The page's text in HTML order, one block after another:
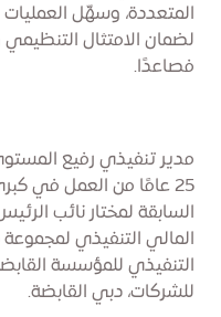
المتعددة، وسهّل
فصاعدًا.
مدير تنفيذي رفيع
25 عامًا من العمل في
السابقة لمختار نائب
المالي التنفيذي
التنفيذي للمؤسسة
للشركات، دبي القابضة.